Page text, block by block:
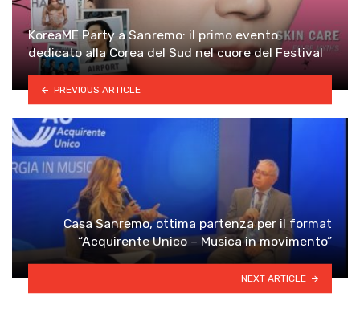
KoreaME Party a Sanremo: il primo evento
dedicato alla Corea del Sud nel cuore del Festival
PREVIOUS ARTICLE
Casa Sanremo, ottima partenza per il format
“Acquirente Unico – Musica in movimento”
NEXT ARTICLE